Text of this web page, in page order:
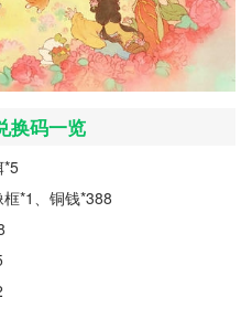
换码一览
*5
*1、铜钱*388